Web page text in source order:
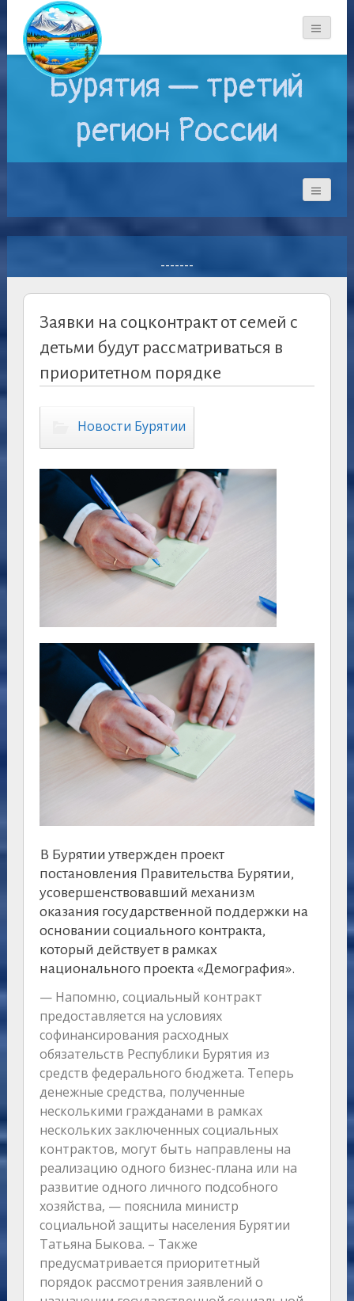
Бурятия — третий
регион России
-------
Заявки на соцконтракт от семей с
детьми будут рассматриваться в
приоритетном порядке
Новости Бурятии
В Бурятии утвержден проект
постановления Правительства Бурятии,
усовершенствовавший механизм
оказания государственной поддержки на
основании социального контракта,
который действует в рамках
национального проекта «Демография».
— Напомню, социальный контракт
предоставляется на условиях
софинансирования расходных
обязательств Республики Бурятия из
средств федерального бюджета. Теперь
денежные средства, полученные
несколькими гражданами в рамках
нескольких заключенных социальных
контрактов, могут быть направлены на
реализацию одного бизнес-плана или на
развитие одного личного подсобного
хозяйства, — пояснила министр
социальной защиты населения Бурятии
Татьяна Быкова. – Также
предусматривается приоритетный
порядок рассмотрения заявлений о